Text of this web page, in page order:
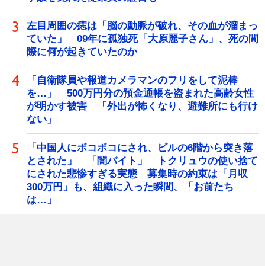
左目周囲の痣は「脳の動脈が破れ、その血が溜まっ
ていた」 09年に孤独死「大原麗子さん」、死の間
際に何が起きていたのか
「自衛隊員や報道カメラマンのフリをして泥棒
を…」 500万円分の預金通帳を盗まれた高齢女性
が明かす被害 「外出が怖くなり、避難所にも行け
ない」
「中国人にボコボコにされ、ビルの6階から突き落
とされた」 「闇バイト」 トクリュウの使い捨て
にされた悲惨すぎる実態 募集時の約束は「月収
300万円」も、組織に入った瞬間、「お前たち
は…」